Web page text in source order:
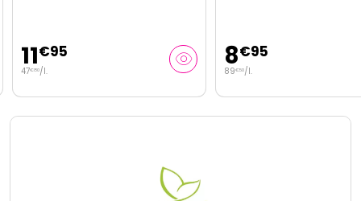
11€95
47€80/l. 8€95
89€50/l.